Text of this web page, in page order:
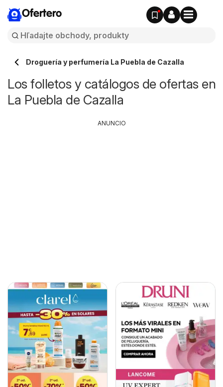
Ofertero
Droguería y perfumería La Puebla de Cazalla
Los folletos y catálogos de ofertas en
La Puebla de Cazalla
ANUNCIO